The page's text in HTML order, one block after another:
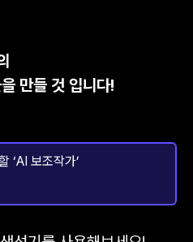
만들 것 입니다!
‘AI 보조작가’